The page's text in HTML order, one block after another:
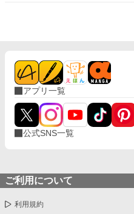
アプリ一覧
公式SNS一覧
ご利用について
利用規約